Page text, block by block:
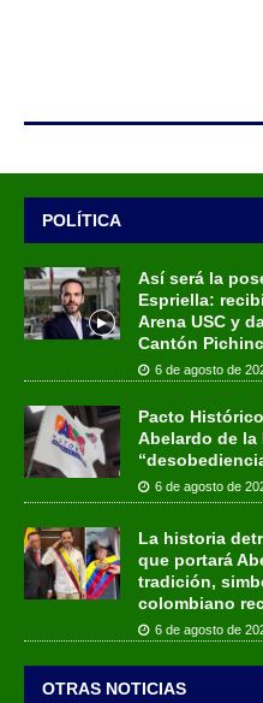
POLÍTICA
Así será la
Espriella:
Arena USC y
Cantón
6 de agosto de
Pacto
Abelardo de la
6 de agosto de
La historia
que portará
tradición,
colombiano
6 de agosto de
OTRAS NOTICIAS